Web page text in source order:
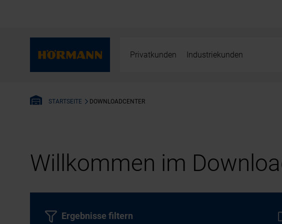
Privatkunden Industriekunden
STARTSEITE DOWNLOADCENTER
Willkommen im
Ergebnisse filtern